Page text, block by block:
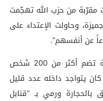
مقرّبة من حزب الله تهجّمت
وحاولت الإعتداء على
عن أنفسهم”.
وعُلِم في هذا الاطار، أنّ “مجموعة تضم أكثر من 200 شخص
يتواجد داخله عدد قليل
بالحجارة ورمي بـ “قنابل